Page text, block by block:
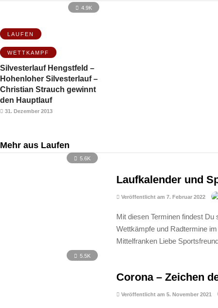
4.9K
LAUFEN
WETTKAMPF
Silvesterlauf Hengstfeld –
Hohenloher Silvesterlauf –
Christian Strauch gewinnt
den Hauptlauf
31. Dezember 2013
Mehr aus Laufen
5.6K
Laufkalender und
Veröffentlicht am 7. Februar 2022
Mit diesen Terminen findest
Wettkämpfe und Radtermine
Mittelfranken Liebe
5.5K
Corona – Zeichen
Veröffentlicht am 5. November 2021